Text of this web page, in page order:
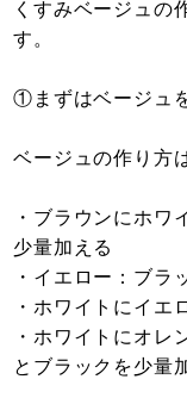
くすみベージュの
す。
①まずはベージュ
ベージュの作り方
・ブラウンにホワ
少量加える
・イエロー：ブラ
・ホワイトにイエ
・ホワイトにオレ
とブラックを少量